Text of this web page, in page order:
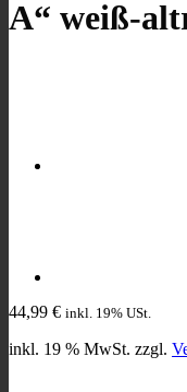
A“ weiß-
44,99 € inkl. 19% USt.
inkl. 19 % MwSt. zzgl.